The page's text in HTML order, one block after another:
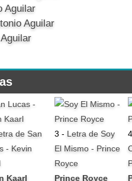
Aguilar
Aguilar
de San
- Kevin
Kaarl
3 - Letra de Soy
El Mismo - Prince
Royce
Prince Royce